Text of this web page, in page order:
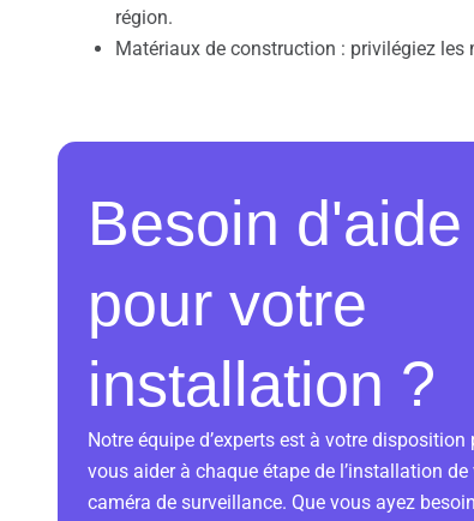
région.
Matériaux de construction : privilégiez
Besoin d'aide
pour votre
installation ?
Notre équipe d’experts est à votre disposition
vous aider à chaque étape de l’installation de
caméra de surveillance. Que vous ayez